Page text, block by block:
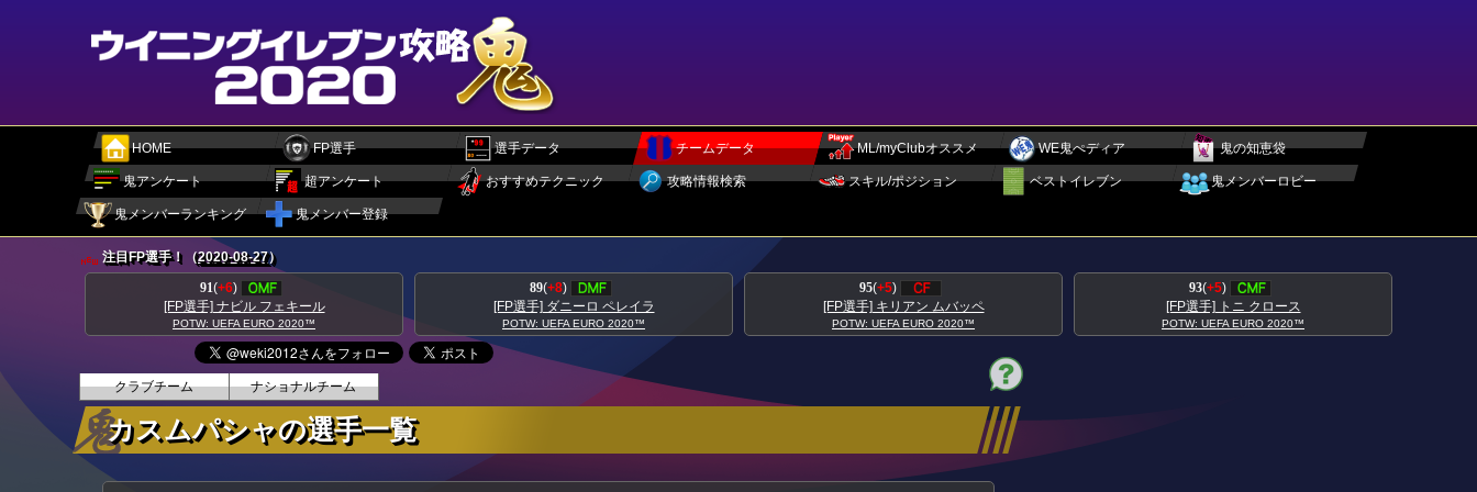
HOME FP選手 選手データ チームデータ ML/myClubオススメ WE鬼ぺディア 鬼の知恵袋
鬼アンケート 超アンケート おすすめテクニック 攻略情報検索 スキル/ポジション ベストイレブン 鬼メンバーロビー
鬼メンバーランキング 鬼メンバー登録
注目FP選手！（2020-08-27）
89(+8)
[FP選手] ダニーロ ペレイラ
POTW: UEFA EURO 2020™
95(+5)
[FP選手] キリアン ムバッペ
POTW: UEFA EURO 2020™
(+5)
[FP選手] トニ クロース
POTW: UEFA EURO 2020™
95(+5)
[FP選手] アントワーヌ グリーズマン
POTW: UEFA EURO 2020™
クラブチーム ナショナルチーム
カスムパシャの選手一覧